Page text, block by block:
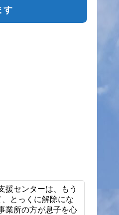
す
援センターは、もう
とっくに解除にな
業所の方が息子を心